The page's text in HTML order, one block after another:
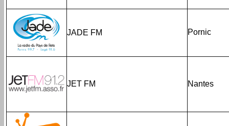
JADE FM Pornic
JET FM Nantes